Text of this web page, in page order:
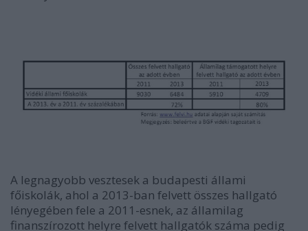
A legnagyobb vesztesek a budapesti állami
főiskolák, ahol a 2013-ban felvett összes hallgató
lényegében fele a 2011-esnek, az államilag
finanszírozott helyre felvett hallgatók száma pedig